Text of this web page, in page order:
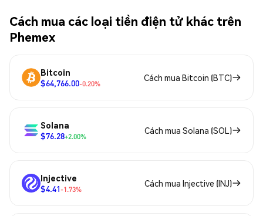
Cách mua các loại tiền điện tử khác trên
Phemex
Bitcoin
$64,766.00-0.20%
Cách mua Bitcoin (BTC)
Solana
$76.28+2.00%
Cách mua Solana (SOL)
Injective
$4.41-1.73%
Cách mua Injective (INJ)